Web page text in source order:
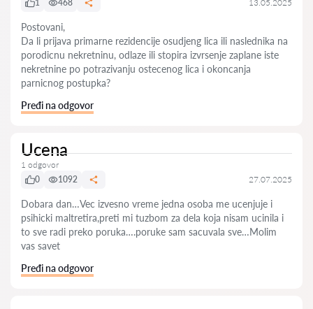
1 468 13.05.2025
Postovani,
Da li prijava primarne rezidencije osudjeng lica ili naslednika na
porodicnu nekretninu, odlaze ili stopira izvrsenje zaplane iste
nekretnine po potrazivanju ostecenog lica i okoncanja
parnicnog postupka?
Pređi na odgovor
Ucena
1 odgovor
0
1092 27.07.2025
Dobara dan…Vec izvesno vreme jedna osoba me ucenjuje i
psihicki maltretira,preti mi tuzbom za dela koja nisam ucinila i
to sve radi preko poruka….poruke sam sacuvala sve…Molim
vas savet
Pređi na odgovor